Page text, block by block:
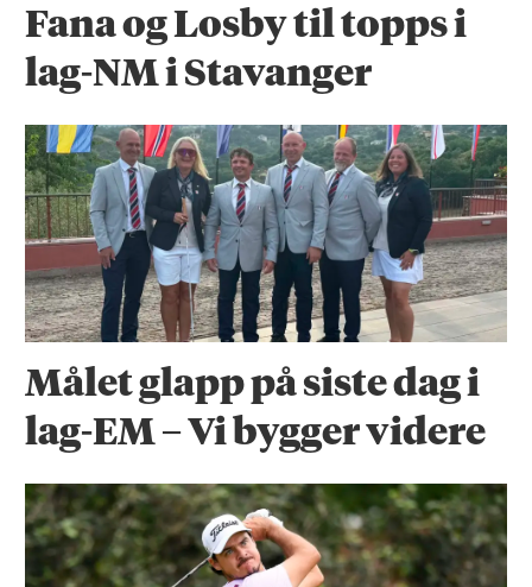
Fana og Losby til topps i
lag-NM i Stavanger
Målet glapp på siste dag i
lag-EM – Vi bygger videre